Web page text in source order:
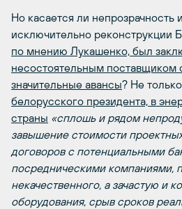
Но касается ли непрозрачность
исключительно реконструкции
по мнению Лукашенко, был
несостоятельным поставщиком
значительные авансы? Не
белорусского президента, в
страны «сплошь и рядом
завышение стоимости
договоров с потенциальными
посредническими компаниями,
некачественного, а зачастую и
оборудования, срыв сроков